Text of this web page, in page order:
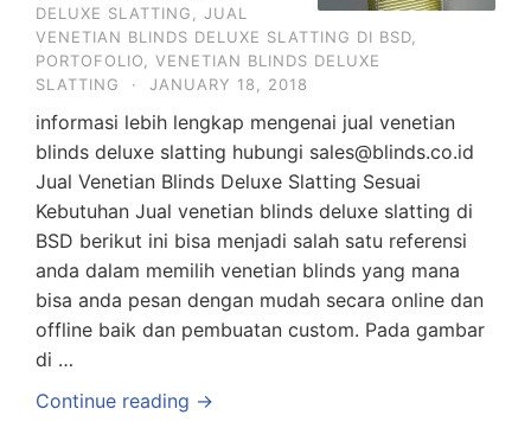
DELUXE SLATTING
JUAL
VENETIAN BLINDS DELUXE SLATTING DI BSD
PORTOFOLIO
VENETIAN BLINDS DELUXE
SLATTING
· JANUARY 18, 2018
informasi lebih lengkap mengenai jual venetian
blinds deluxe slatting hubungi sales@blinds.co.id
Jual Venetian Blinds Deluxe Slatting Sesuai
Kebutuhan Jual venetian blinds deluxe slatting di
BSD berikut ini bisa menjadi salah satu referensi
anda dalam memilih venetian blinds yang mana
bisa anda pesan dengan mudah secara online dan
offline baik dan pembuatan custom. Pada gambar
di …
Continue reading →